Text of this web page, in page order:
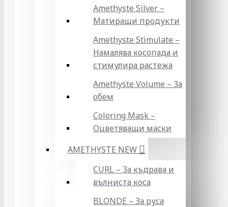
Amethyste Silver –
Матиращи продукти
Amethyste Stimulate –
Намалява косопада и
стимулира растежа
Amethyste Volume – За
обем
Coloring Mask –
Оцветяващи маски
AMETHYSTE NEW
CURL – За къдрава и
вълниста коса
BLONDE – За руса